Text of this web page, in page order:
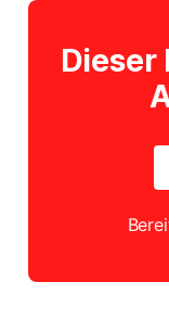
Dieser